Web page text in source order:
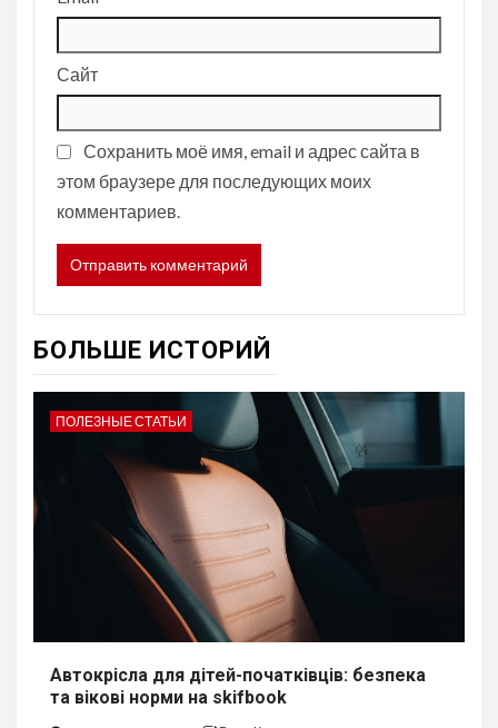
Сайт
Сохранить моё имя, email и адрес сайта в
этом браузере для последующих моих
комментариев.
БОЛЬШЕ ИСТОРИЙ
ПОЛЕЗНЫЕ СТАТЬИ
Автокрісла для дітей-початківців: безпека
та вікові норми на skifbook